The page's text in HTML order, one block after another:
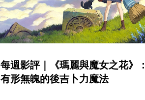
每週影評｜《瑪麗與魔女之花》：
有形無魄的後吉卜力魔法